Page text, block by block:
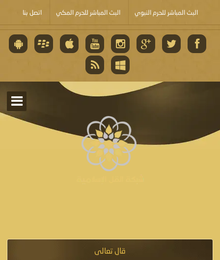
البث المباشر للحرم النبوي البث المباشر للحرم المكي اتصل بنا
قال تعالى